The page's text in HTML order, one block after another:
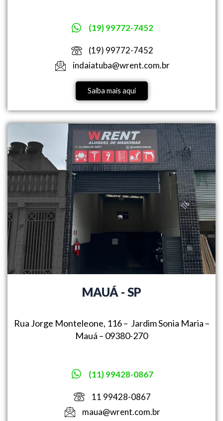
(19) 99772-7452
(19) 99772-7452
indaiatuba@wrent.com.br
Saiba mais aqui
MAUÁ - SP
Rua Jorge Monteleone, 116 – Jardim Sonia Maria –
Mauá – 09380-270
(11) 99428-0867
11 99428-0867
maua@wrent.com.br